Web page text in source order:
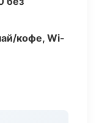
кофе, Wi-